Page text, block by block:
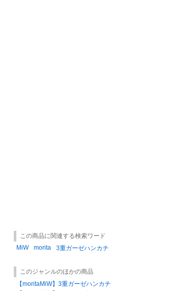
この商品に関連する検索ワード
MiW
morita 3重ガーゼハンカチ
このジャンルのほかの商品
【moritaMiW】3重ガーゼハンカチ